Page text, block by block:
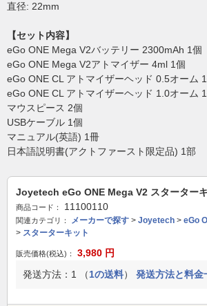
直径: 22mm
【セット内容】
eGo ONE Mega V2バッテリー 2300mAh 1個
eGo ONE Mega V2アトマイザー 4ml 1個
eGo ONE CL アトマイザーヘッド 0.5オーム
eGo ONE CL アトマイザーヘッド 1.0オーム
マウスピース 2個
USBケーブル 1個
マニュアル(英語) 1冊
日本語説明書(アクトファースト限定品) 1部
Joyetech eGo ONE Mega V2 スターター
商品コード： 11100110
関連カテゴリ： メーカーで探す > Joyetech > eGo
> スターターキット
販売価格(税込)： 3,980 円
発送方法：1 （1の送料） 発送方法と料金